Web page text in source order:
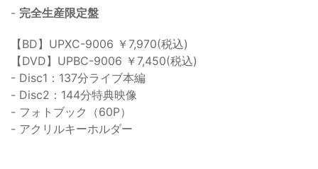
- 完全生産限定盤
【BD】UPXC-9006 ￥7,970(税込)
【DVD】UPBC-9006 ￥7,450(税込)
- Disc1：137分ライブ本編
- Disc2：144分特典映像
- フォトブック（60P）
- アクリルキーホルダー